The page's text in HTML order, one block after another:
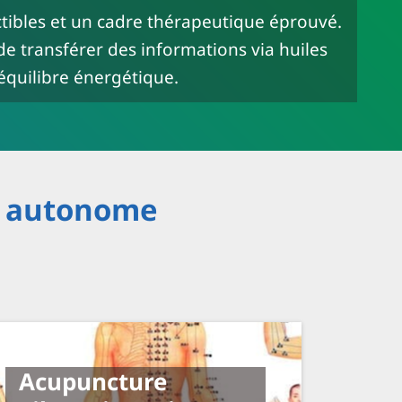
et un cadre thérapeutique éprouvé.
transférer des informations via huiles
énergétique.
Acupuncture